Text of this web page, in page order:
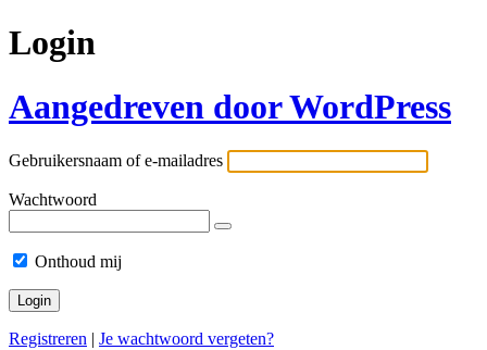
Login
Aangedreven door WordPress
Gebruikersnaam of e-mailadres
Wachtwoord
Onthoud mij
Registreren | Je wachtwoord vergeten?